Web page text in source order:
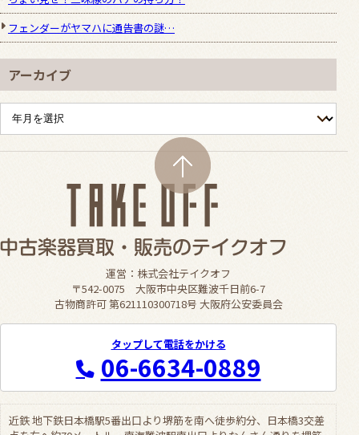
フェンダーがヤマハに通告書の謎…
アーカイブ
運営：株式会社テイクオフ
〒542-0075 大阪市中央区難波千日前6-7
古物商許可 第621110300718号 大阪府公安委員会
タップして電話をかける
06-6634-0889
近鉄 地下鉄日本橋駅5番出口より堺筋を南へ徒歩約分、日本橋3交差